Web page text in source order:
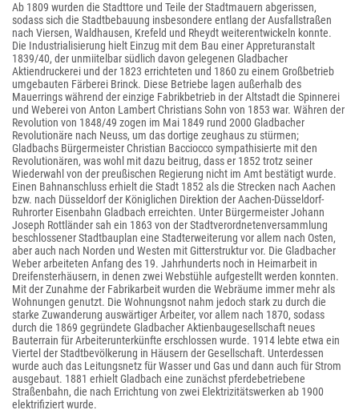
Ab 1809 wurden die Stadttore und Teile der Stadtmauern abgerissen,
sodass sich die Stadtbebauung insbesondere entlang der Ausfallstraßen
nach Viersen, Waldhausen, Krefeld und Rheydt weiterentwickeln konnte.
Die Industrialisierung hielt Einzug mit dem Bau einer Appreturanstalt
1839/40, der unmiitelbar südlich davon gelegenen Gladbacher
Aktiendruckerei und der 1823 errichteten und 1860 zu einem Großbetrieb
umgebauten Färberei Brinck. Diese Betriebe lagen außerhalb des
Mauerrings während der einzige Fabrikbetrieb in der Altstadt die Spinnerei
und Weberei von Anton Lambert Christians Sohn von 1853 war. Währen der
Revolution von 1848/49 zogen im Mai 1849 rund 2000 Gladbacher
Revolutionäre nach Neuss, um das dortige zeughaus zu stürmen;
Gladbachs Bürgermeister Christian Bacciocco sympathisierte mit den
Revolutionären, was wohl mit dazu beitrug, dass er 1852 trotz seiner
Wiederwahl von der preußischen Regierung nicht im Amt bestätigt wurde.
Einen Bahnanschluss erhielt die Stadt 1852 als die Strecken nach Aachen
bzw. nach Düsseldorf der Königlichen Direktion der Aachen-Düsseldorf-
Ruhrorter Eisenbahn Gladbach erreichten. Unter Bürgermeister Johann
Joseph Rottländer sah ein 1863 von der Stadtverordnetenversammlung
beschlossener Stadtbauplan eine Stadterweiterung vor allem nach Osten,
aber auch nach Norden und Westen mit Gitterstruktur vor. Die Gladbacher
Weber arbeiteten Anfang des 19. Jahrhunderts noch in Heimarbeit in
Dreifensterhäusern, in denen zwei Webstühle aufgestellt werden konnten.
Mit der Zunahme der Fabrikarbeit wurden die Webräume immer mehr als
Wohnungen genutzt. Die Wohnungsnot nahm jedoch stark zu durch die
starke Zuwanderung auswärtiger Arbeiter, vor allem nach 1870, sodass
durch die 1869 gegründete Gladbacher Aktienbaugesellschaft neues
Bauterrain für Arbeiterunterkünfte erschlossen wurde. 1914 lebte etwa ein
Viertel der Stadtbevölkerung in Häusern der Gesellschaft. Unterdessen
wurde auch das Leitungsnetz für Wasser und Gas und dann auch für Strom
ausgebaut. 1881 erhielt Gladbach eine zunächst pferdebetriebene
Straßenbahn, die nach Errichtung von zwei Elektrizitätswerken ab 1900
elektrifiziert wurde.